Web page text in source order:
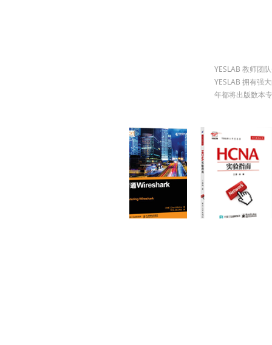
YESLAB 教师团
YESLAB 拥有强
年都将出版数本